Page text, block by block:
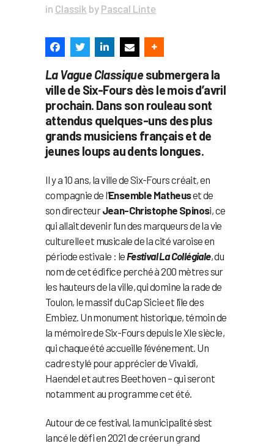
in Classik by Pascal Linte
La Vague Classiquesubmergera la
ville de Six-Fours dès le mois d’avril
prochain. Dans son rouleau sont
attendus quelques-uns des plus
grands musiciens français et de
jeunes loups au dents longues.
Il y a 10 ans, la ville de Six-Fours créait, en
compagnie de l’Ensemble Matheuset de
son directeurJean-Christophe Spinosi, ce
qui allait devenir l’un des marqueurs de la vie
culturelle et musicale de la cité varoise en
période estivale : leFestival La Collégiale, du
nom de cet édifice perché à 200 mètres sur
les hauteurs de la ville, qui domine la rade de
Toulon, le massif du Cap Sicie et l’île des
Embiez. Un monument historique, témoin de
la mémoire de Six-Fours depuis le XIe siècle,
qui chaque été accueille l’événement. Un
cadre stylé pour apprécier de Vivaldi,
Haendel et autres Beethoven – qui seront
notamment au programme cet été.
Autour de ce festival, la municipalité s’est
lancé le défi en 2021 de créer un grand